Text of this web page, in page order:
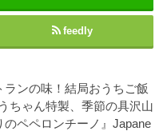
feedly
ンの味！結局おうちご飯
ちゃん特製、季節の具沢山
ペペロンチーノ』Japane